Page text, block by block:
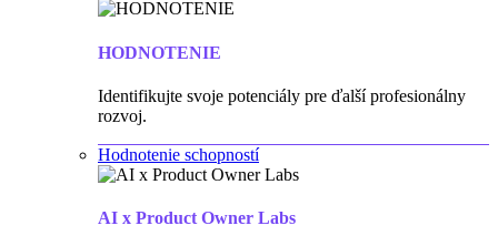
HODNOTENIE
Identifikujte svoje potenciály pre ďalší profesionálny
rozvoj.
Hodnotenie schopností
AI x Product Owner Labs